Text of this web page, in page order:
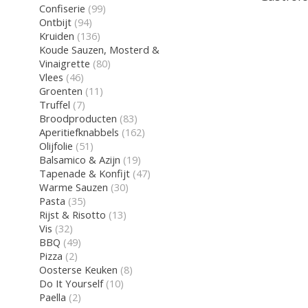
Confiserie (99)
Ontbijt (94)
Kruiden (136)
Koude Sauzen, Mosterd &
Vinaigrette (80)
Vlees (46)
Groenten (11)
Truffel (7)
Broodproducten (83)
Aperitiefknabbels (162)
Olijfolie (51)
Balsamico & Azijn (19)
Tapenade & Konfijt (47)
Warme Sauzen (30)
Pasta (35)
Rijst & Risotto (13)
Vis (32)
BBQ (49)
Pizza (2)
Oosterse Keuken (8)
Do It Yourself (10)
Paella (2)